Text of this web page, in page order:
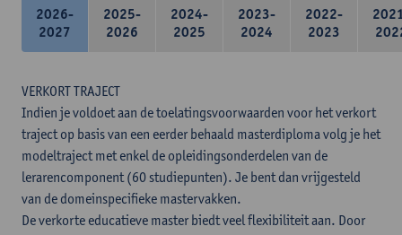
2026-
2027
2025-
2026
2024-
2025
2023-
2024
2022-
2023
VERKORT TRAJECT
Indien je voldoet aan de toelatingsvoorwaarden voor het verkort
traject op basis van een eerder behaald masterdiploma volg je het
modeltraject met enkel de opleidingsonderdelen van de
lerarencomponent (60 studiepunten). Je bent dan vrijgesteld
van de domeinspecifieke mastervakken.
De verkorte educatieve master biedt veel flexibiliteit aan. Door